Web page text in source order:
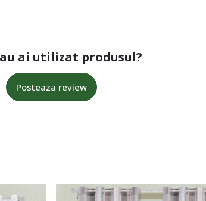
ai utilizat produsul?
Posteaza review